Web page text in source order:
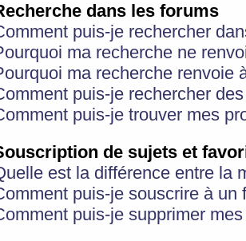
dans les forums
puis-je rechercher
ma recherche ne
ma recherche renvoie
puis-je rechercher
puis-je trouver mes
de sujets et
est la différence entre la
puis-je souscrire à
puis-je supprimer